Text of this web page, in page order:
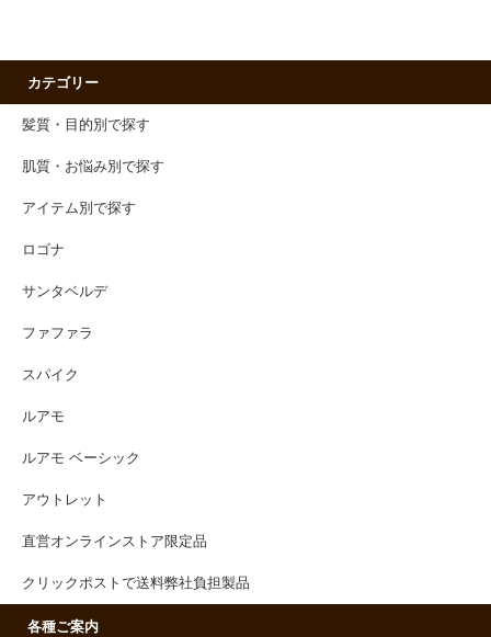
カテゴリー
髪質・目的別で探す
肌質・お悩み別で探す
アイテム別で探す
ロゴナ
サンタベルデ
ファファラ
スパイク
ルアモ
ルアモ ベーシック
アウトレット
直営オンラインストア限定品
クリックポストで送料弊社負担製品
各種ご案内